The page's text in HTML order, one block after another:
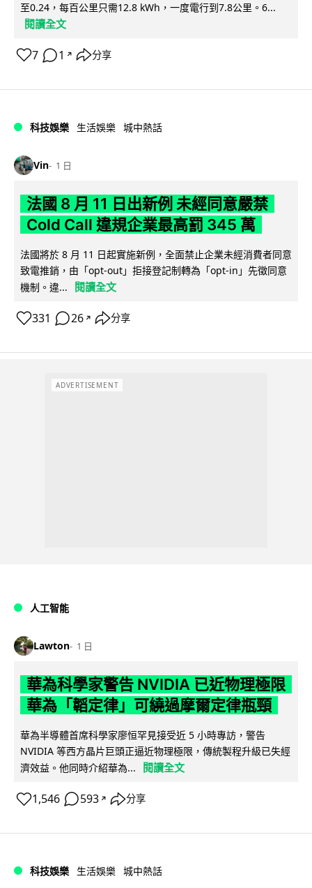
至0.24，每百公里只需12.8 kWh，一度電行到7.8公里。6...
閱讀全文
7 1 ↗ 分享
科技娛樂 生活娛樂 城中熱話
Vin 1 日
法國 8 月 11 日出新例 未經同意嚴禁
Cold Call 違規企業最高罰 345 萬
法國將於 8 月 11 日起實施新例，全面禁止企業未經消費者同意
致電推銷，由「opt-out」拒接登記制轉為「opt-in」先徵同意
機制。違...
閱讀全文
331 26 ↗ 分享
ADVERTISEMENT
人工智能
Lawton 1 日
華為科學家警告 NVIDIA 已近物理極限
華為「韜定律」可繞過摩爾定律瓶頸
華為半導體首席科學家廖恒罕見接受近 5 小時專訪，警告
NVIDIA 等西方晶片巨頭正逼近物理極限，傳統製程升級已失經
濟效益。他同時介紹華為...
閱讀全文
1,546 593 ↗ 分享
科技娛樂 生活娛樂 城中熱話